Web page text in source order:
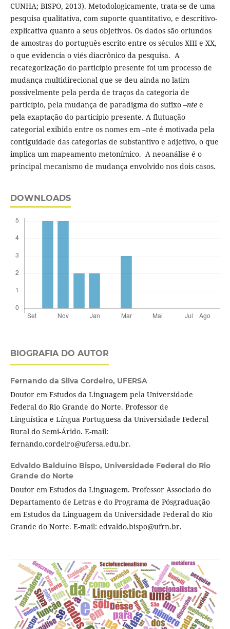
CUNHA; BISPO, 2013). Metodologicamente, trata-se de uma
pesquisa qualitativa, com suporte quantitativo, e descritivo-
explicativa quanto a seus objetivos. Os dados são oriundos
de amostras do português escrito entre os séculos XIII e XX,
o que evidencia o viés diacrônico da pesquisa. A
recategorização do particípio presente foi um processo de
mudança multidirecional que se deu ainda no latim
possivelmente pela perda de traços da categoria de
particípio, pela mudança de paradigma do sufixo –ntee
pela exaptação do particípio presente. A flutuação
categorial exibida entre os nomes em –nte é motivada pela
contiguidade das categorias de substantivo e adjetivo, o que
implica um mapeamento metonímico. A neoanálise é o
principal mecanismo de mudança envolvido nos dois casos.
DOWNLOADS
BIOGRAFIA DO AUTOR
Fernando da Silva Cordeiro, UFERSA
Doutor em Estudos da Linguagem pela Universidade
Federal do Rio Grande do Norte. Professor de
Linguística e Língua Portuguesa da Universidade Federal
Rural do Semi-Árido. E-mail:
fernando.cordeiro@ufersa.edu.br.
Edvaldo Balduíno Bispo, Universidade Federal do Rio
Grande do Norte
Doutor em Estudos da Linguagem. Professor Associado do
Departamento de Letras e do Programa de Pósgraduação
em Estudos da Linguagem da Universidade Federal do Rio
Grande do Norte. E-mail: edvaldo.bispo@ufrn.br.